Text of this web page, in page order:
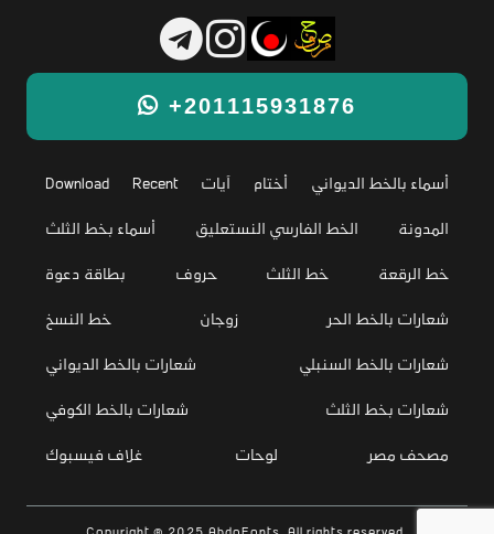
+201115931876
Download Recent آيات أختام أسماء بالخط الديواني
أسماء بخط الثلث الخط الفارسي النستعليق المدونة
بطاقة دعوة حروف خط الثلث خط الرقعة
خط النسخ زوجان شعارات بالخط الحر
شعارات بالخط الديواني شعارات بالخط السنبلي
شعارات بالخط الكوفي شعارات بخط الثلث
غلاف فيسبوك لوحات مصحف مصر